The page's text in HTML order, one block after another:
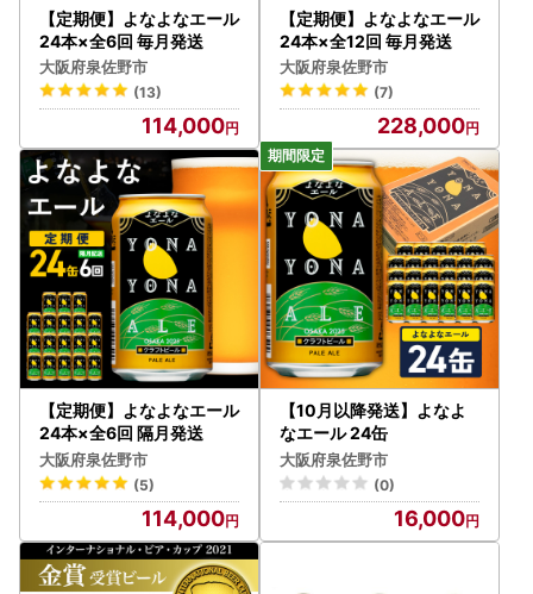
・複数回ご寄附をいただいている場合は、ご寄附ごとに申請
のお手続きが必要です。
・当市専用の申請書以外の受付完了までにはお時間をいただ
きますので、当市よりお送りしております申請書類をご利用
■問い合わせについて■
メールでのお問い合わせが非常に多く、ご回答にお時間を要
しております。誠に恐縮ではございますが、ご回答までに1
週間ほどお時間を頂く場合もございますのであらかじめご了
承ください。
また、お電話も大変混み合っておりご迷惑をおかけしており
ますが、何卒よろしくお願い申し上げます。
▼お問い合わせ先
【寄附申込・書類・返礼品に関すること】
泉佐野ふるさと納税事務局
電話：072-468-6120（9:00～17:00 ※土日祝・年末年始
を除く）
メール：izumisano-furusato@home-tax.jp
【ワンストップ特例申請に関すること】
泉佐野市ふるさと納税ワンストップ申請係
電話：050-3100-1726（9:00～18:00 ※土日祝・年末年始
を除く）
メール：support@furusato-izumisano.jp
【定期便】よなよなエール
24本×全6回 毎月発送
大阪府泉佐野市
(13)
114,000
【定期便】よなよなエール
24本×全12回 毎月発送
大阪府泉佐野市
(7)
228,000
【定期便】よなよなエール
24本×全6回 隔月発送
大阪府泉佐野市
(5)
114,000
【10月以降発送】よなよ
なエール 24缶
大阪府泉佐野市
(0)
16,000